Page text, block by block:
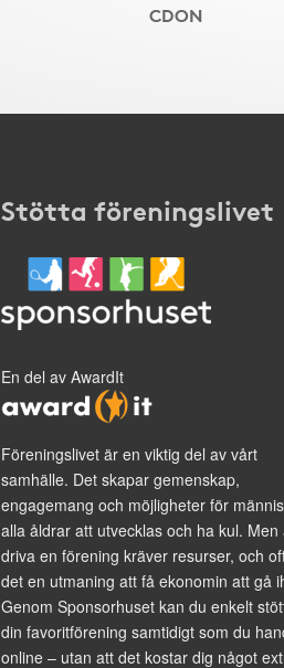
CDON
Stötta föreningslivet
En del av AwardIt
Föreningslivet är en viktig del av vårt
samhälle. Det skapar gemenskap,
engagemang och möjligheter för
alla åldrar att utvecklas och ha kul. Men
driva en förening kräver resurser, och
det en utmaning att få ekonomin att gå
Genom Sponsorhuset kan du enkelt
din favoritförening samtidigt som du
online – utan att det kostar dig något